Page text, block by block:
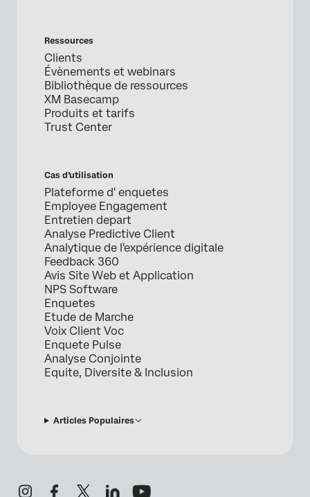
Ressources
Clients
Évènements et webinars
Bibliothèque de ressources
XM Basecamp
Produits et tarifs
Trust Center
Cas d’utilisation
Plateforme d' enquetes
Employee Engagement
Entretien depart
Analyse Predictive Client
Analytique de l'expérience digitale
Feedback 360
Avis Site Web et Application
NPS Software
Enquetes
Etude de Marche
Voix Client Voc
Enquete Pulse
Analyse Conjointe
Equite, Diversite & Inclusion
Articles Populaires